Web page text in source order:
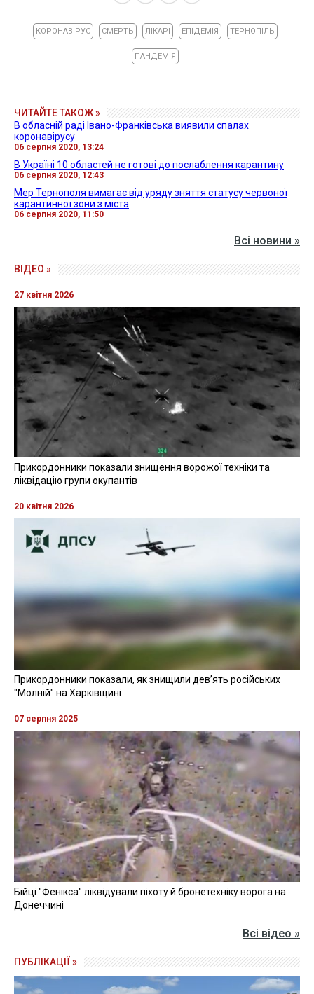
КОРОНАВІРУС СМЕРТЬ ЛІКАРІ ЕПІДЕМІЯ ТЕРНОПІЛЬ
ПАНДЕМІЯ
ЧИТАЙТЕ ТАКОЖ »
В обласній раді Івано-Франківська виявили спалах
коронавірусу
06 серпня 2020, 13:24
В Україні 10 областей не готові до послаблення карантину
06 серпня 2020, 12:43
Мер Тернополя вимагає від уряду зняття статусу червоної
карантинної зони з міста
06 серпня 2020, 11:50
Всі новини »
ВІДЕО »
27 квітня 2026
Прикордонники показали знищення ворожої техніки та
ліквідацію групи окупантів
20 квітня 2026
Прикордонники показали, як знищили девʼять російських
"Молній" на Харківщині
07 серпня 2025
Бійці "Фенікса" ліквідували піхоту й бронетехніку ворога на
Донеччині
Всі відео »
ПУБЛІКАЦІЇ »